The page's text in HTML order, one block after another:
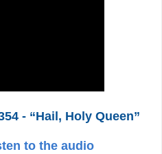
- “Hail, Holy Queen”
to the audio